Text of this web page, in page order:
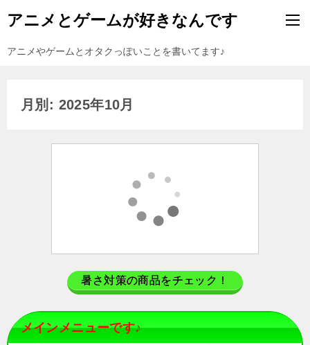
アニメとゲームが好きなんです
アニメやゲームとオタクっぽいことを書いてます♪
月別: 2025年10月
暑さ対策の商品をチェック！
メインメニューです♪